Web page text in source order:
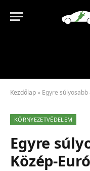
Kezdőlap » Egyre
KÖRNYEZETVÉDELEM
Egyre
Közép-